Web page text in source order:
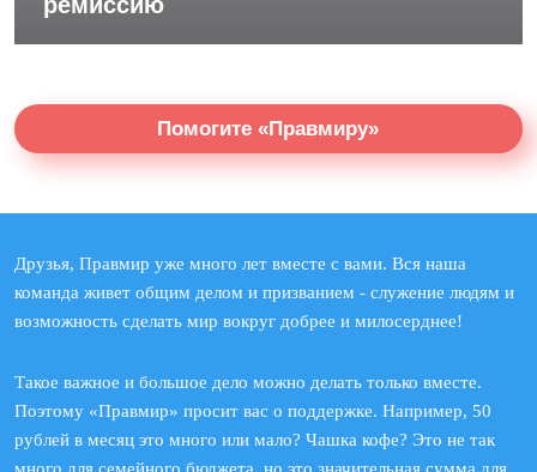
Помогите «Правмиру»
Друзья, Правмир уже много лет вместе с вами. Вся наша
команда живет общим делом и призванием - служение людям и
возможность сделать мир вокруг добрее и милосерднее!
Такое важное и большое дело можно делать только вместе.
Поэтому «Правмир» просит вас о поддержке. Например, 50
рублей в месяц это много или мало? Чашка кофе? Это не так